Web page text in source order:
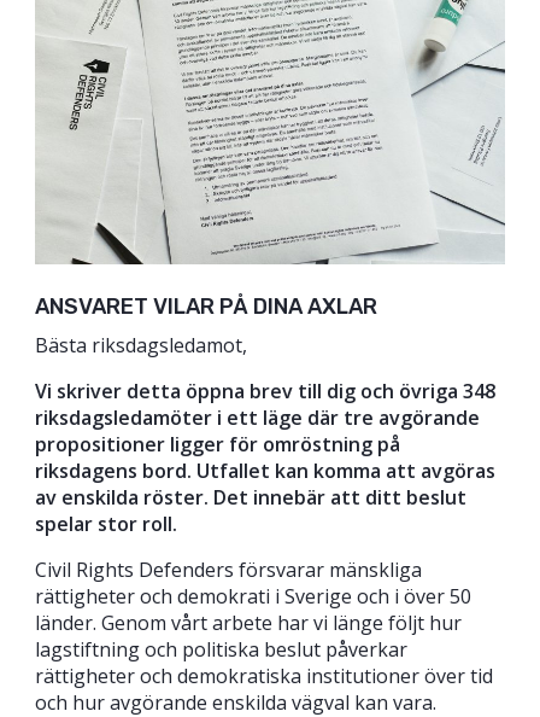
ANSVARET VILAR PÅ DINA AXLAR
Bästa riksdagsledamot,
Vi skriver detta öppna brev till dig och övriga 348
riksdagsledamöter i ett läge där tre avgörande
propositioner ligger för omröstning på
riksdagens bord. Utfallet kan komma att avgöras
av enskilda röster. Det innebär att ditt beslut
spelar stor roll.
Civil Rights Defenders försvarar mänskliga
rättigheter och demokrati i Sverige och i över 50
länder. Genom vårt arbete har vi länge följt hur
lagstiftning och politiska beslut påverkar
rättigheter och demokratiska institutioner över tid
och hur avgörande enskilda vägval kan vara.